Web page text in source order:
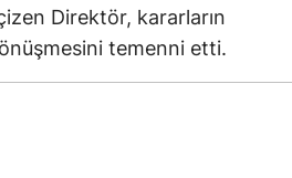
Direktör, kararların
temenni etti.